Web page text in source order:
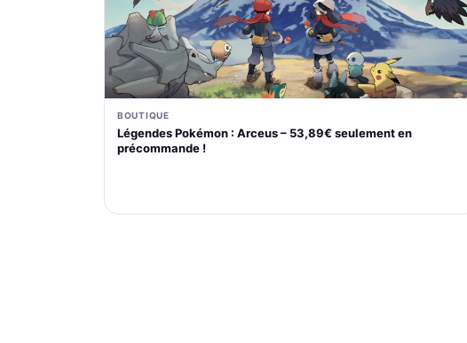
BOUTIQUE
Légendes Pokémon : Arceus – 53,89€ seulement en
précommande !